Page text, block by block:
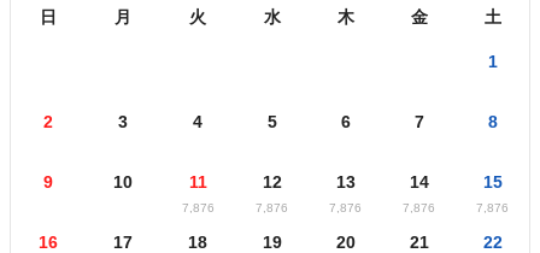
日 月 火 水 木 金 土
1
2 3 4 5 6 7 8
9 10 11
7,876
12
7,876
13
7,876
14
7,876
15
7,876
16 17 18 19 20 21 22